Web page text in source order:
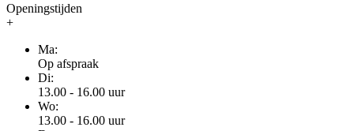
Openingstijden
+
Ma:
Op afspraak
Di:
13.00 - 16.00 uur
Wo:
13.00 - 16.00 uur